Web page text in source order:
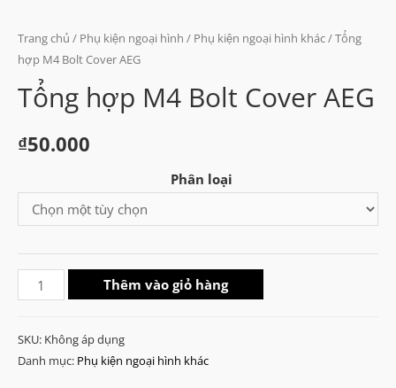
Trang chủ / Phụ kiện ngoại hình / Phụ kiện ngoại hình khác/ Tổng
hợp M4 Bolt Cover AEG
Tổng hợp M4 Bolt Cover AEG
₫50.000
Phân loại
Tổng
hợp
Bolt
Thêm vào giỏ hàng
SKU: Không áp dụng
Danh mục: Phụ kiện ngoại hình khác